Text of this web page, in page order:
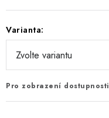
Varianta:
Pro zobrazení